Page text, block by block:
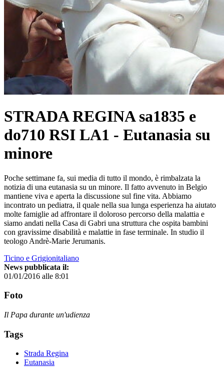
STRADA REGINA sa1835 e
do710 RSI LA1 - Eutanasia su
minore
Poche settimane fa, sui media di tutto il mondo, è rimbalzata la
notizia di una eutanasia su un minore. Il fatto avvenuto in Belgio
mantiene viva e aperta la discussione sul fine vita. Abbiamo
incontrato un pediatra, il quale nella sua lunga esperienza ha aiutato
molte famiglie ad affrontare il doloroso percorso della malattia e
siamo andati nella Casa di Gabri una struttura che ospita bambini
con gravissime disabilità e malattie in fase terminale. In studio il
teologo Andrè-Marie Jerumanis.
Ticino e Grigionitaliano
News pubblicata il:
01/01/2016 alle 8:01
Foto
Il Papa durante un'udienza
Tags
Strada Regina
Eutanasia